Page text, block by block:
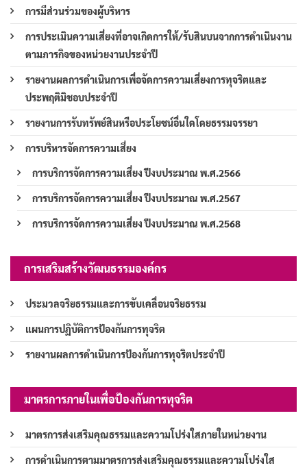
การมีส่วนร่วมของผู้บริหาร
การประเมินความเสี่ยงที่อาจเกิดการให้/รับสินบนจากการดำเนินงาน
ตามภารกิจของหน่วยงานประจำปี
รายงานผลการดำเนินการเพื่อจัดการความเสี่ยงการทุจริตและ
ประพฤติมิชอบประจำปี
รายงานการรับทรัพย์สินหรือประโยชน์อื่นใดโดยธรรมจรรยา
การบริหารจัดการความเสี่ยง
การบริการจัดการความเสี่ยง ปีงบประมาณ พ.ศ.2566
การบริการจัดการความเสี่ยง ปีงบประมาณ พ.ศ.2567
การบริการจัดการความเสี่ยง ปีงบประมาณ พ.ศ.2568
การเสริมสร้างวัฒนธรรมองค์กร
ประมวลจริยธรรมและการขับเคลื่อนจริยธรรม
แผนการปฏิบัติการป้องกันการทุจริต
รายงานผลการดำเนินการป้องกันการทุจริตประจำปี
มาตรการภายในเพื่อป้องกันการทุจริต
มาตรการส่งเสริมคุณธรรมและความโปร่งใสภายในหน่วยงาน
การดำเนินการตามมาตรการส่งเสริมคุณธรรมและความโปร่งใส